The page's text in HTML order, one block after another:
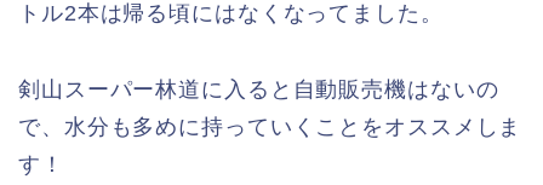
トル2本は帰る頃にはなくなってました。
剣山スーパー林道に入ると自動販売機はないの
で、水分も多めに持っていくことをオススメしま
す！